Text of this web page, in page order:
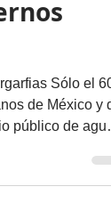
tener
Sólo el 60